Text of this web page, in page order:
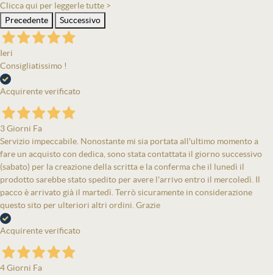
Clicca qui per leggerle tutte >
Precedente
Successivo
Ieri
Consigliatissimo !
Acquirente verificato
3 Giorni Fa
Servizio impeccabile. Nonostante mi sia portata all'ultimo momento a
fare un acquisto con dedica, sono stata contattata il giorno successivo
(sabato) per la creazione della scritta e la conferma che il lunedì il
prodotto sarebbe stato spedito per avere l'arrivo entro il mercoledì. Il
pacco è arrivato già il martedì. Terrò sicuramente in considerazione
questo sito per ulteriori altri ordini. Grazie
Acquirente verificato
4 Giorni Fa